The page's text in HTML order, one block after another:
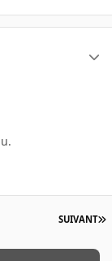
SUIVANT